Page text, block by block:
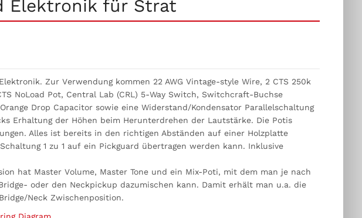
Elektronik für Strat
Zur Verwendung kommen 22 AWG Vintage-style Wire, 2 CTS 250k
NoLoad Pot, Central Lab (CRL) 5-Way Switch, Switchcraft-Buchse
Drop Capacitor sowie eine Widerstand/Kondensator Parallelschaltung
Erhaltung der Höhen beim Herunterdrehen der Lautstärke. Die Potis
Alles ist bereits in den richtigen Abständen auf einer Holzplatte
1 zu 1 auf ein Pickguard übertragen werden kann. Inklusive
hat Master Volume, Master Tone und ein Mix-Poti, mit dem man je nach
oder den Neckpickup dazumischen kann. Damit erhält man u.a. die
Neck Zwischenposition.